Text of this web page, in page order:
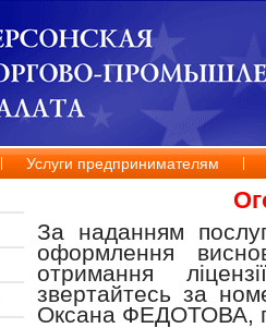
Услуги предпринимателям
За наданням
оформлення
отримання
звертайтесь за
Оксана ФЕДОТОВА,